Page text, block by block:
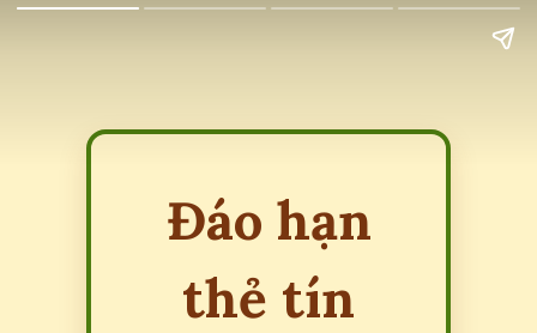
Đáo hạn
thẻ tín